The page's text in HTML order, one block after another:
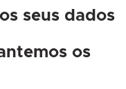
seus dados
os